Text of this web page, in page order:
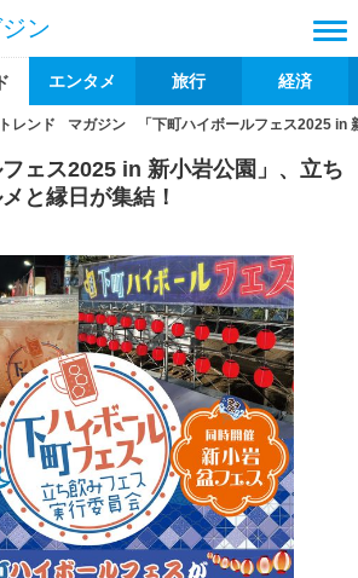
ン
エンタメ 旅行 経済
トレンド マガジン 「下町ハイボールフェス2025
フェス2025 in 新小岩公園」、立ち
と縁日が集結！